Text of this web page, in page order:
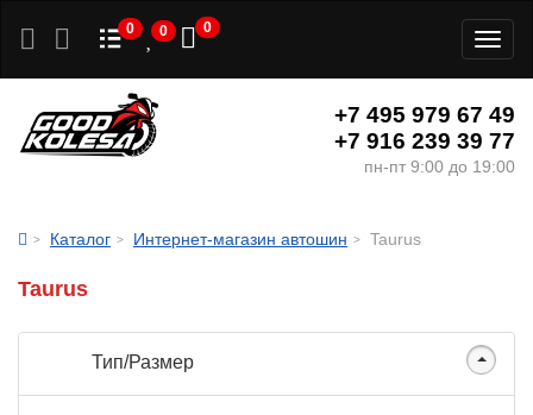
0 0 0
+7 495 979 67 49
+7 916 239 39 77
пн-пт 9:00 до 19:00
Каталог Интернет-магазин автошин Taurus
Taurus
Тип/Размер